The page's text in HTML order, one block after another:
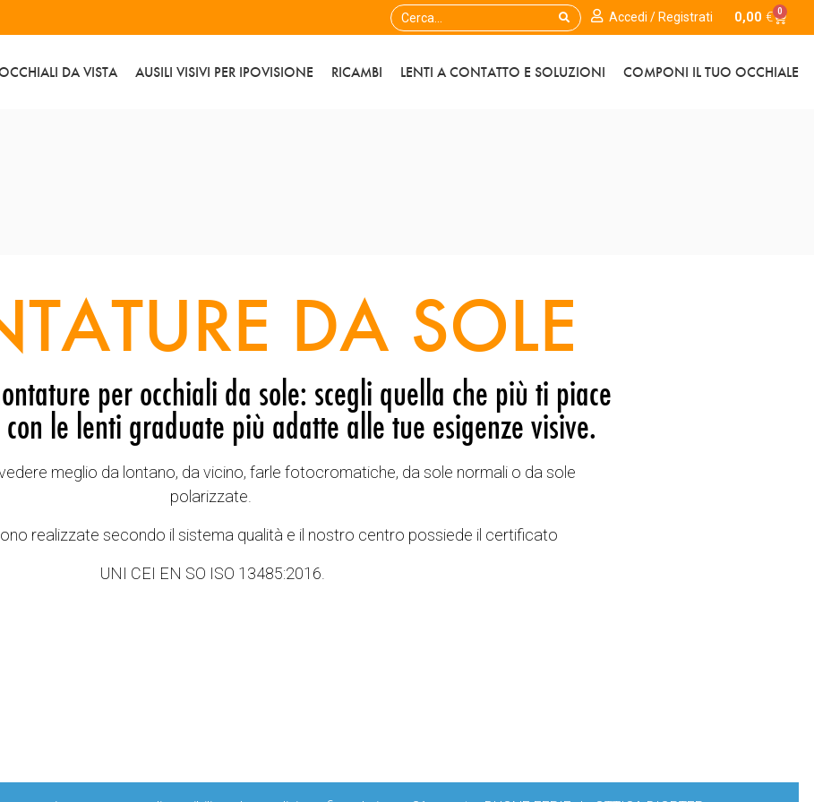
Accedi / Registrati 0,00 € 0
DA VISTA AUSILI VISIVI PER IPOVISIONE RICAMBI LENTI A CONTATTO E SOLUZIONI COMPONI IL TUO OCCHIALE
DA SOLE
per occhiali da sole: scegli quella che più ti piace
le lenti graduate più adatte alle tue esigenze visive.
meglio da lontano, da vicino, farle fotocromatiche, da sole normali o da sole
polarizzate.
realizzate secondo il sistema qualità e il nostro centro possiede il certificato
UNI CEI EN SO ISO 13485:2016.